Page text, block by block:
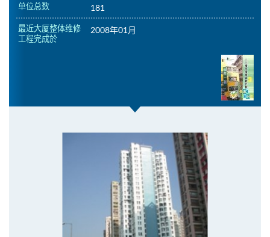
单位总数 181
最近大厦整体维修
工程完成於
2008年01月